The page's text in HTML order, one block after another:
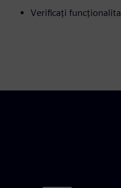
Verificați